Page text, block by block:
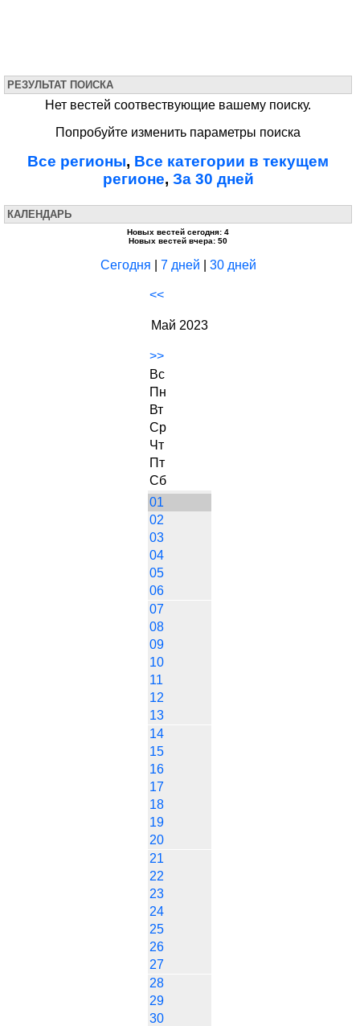
РЕЗУЛЬТАТ ПОИСКА
Нет вестей соотвествующие вашему поиску.
Попробуйте изменить параметры поиска
Все регионы, Все категории в текущем
регионе, За 30 дней
КАЛЕНДАРЬ
Новых вестей сегодня: 4
Новых вестей вчера: 50
Сегодня 7 дней 30 дней
<<
Май 2023
>>
Вс
Пн
Вт
Ср
Чт
Пт
Сб
01
02
03
04
05
06
07
08
09
10
11
12
13
14
15
16
17
18
19
20
21
22
23
24
25
26
27
28
29
30